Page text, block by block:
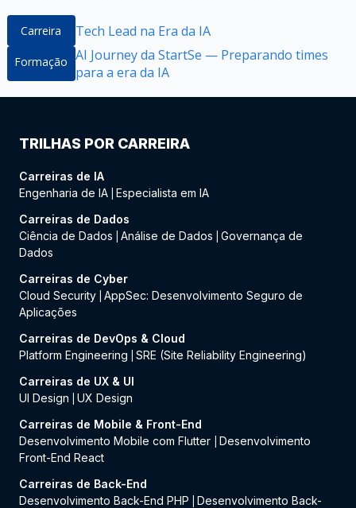
Carreira Tech Lead na Era da IA
Formação AI Journey da StartSe — Preparando times
para a era da IA
TRILHAS POR CARREIRA
Carreiras de IA
Engenharia de IA Especialista em IA
Carreiras de Dados
Ciência de Dados
Análise de Dados
Governança de
Dados
Carreiras de Cyber
Cloud Security AppSec: Desenvolvimento Seguro de
Aplicações
Carreiras de DevOps & Cloud
Platform Engineering
SRE (Site Reliability Engineering)
Carreiras de UX & UI
UI Design
UX Design
Carreiras de Mobile & Front-End
Desenvolvimento Mobile com Flutter
Desenvolvimento
Front-End React
Carreiras de Back-End
Desenvolvimento Back-End PHP
Desenvolvimento Back-